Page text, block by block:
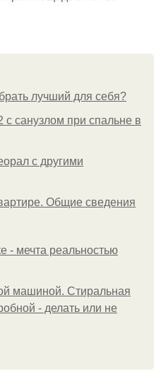
лучший для себя?
с санузлом при спальне в
с другими
Общие сведения
- мечта реальностью
машиной. Стиральная
- делать или не